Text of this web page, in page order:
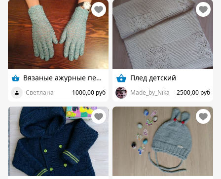
Вязаные ажурные перчаточки
Светлана 1000,00 руб
Плед детский
Made_by_Nika 2500,00 руб